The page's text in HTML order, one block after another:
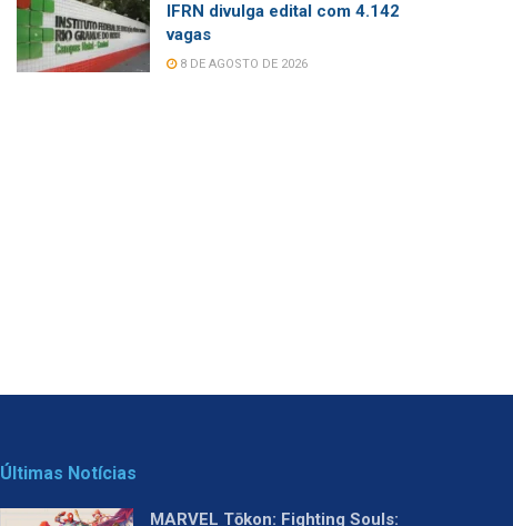
IFRN divulga edital com 4.142
vagas
8 DE AGOSTO DE 2026
Últimas Notícias
MARVEL Tōkon: Fighting Souls: